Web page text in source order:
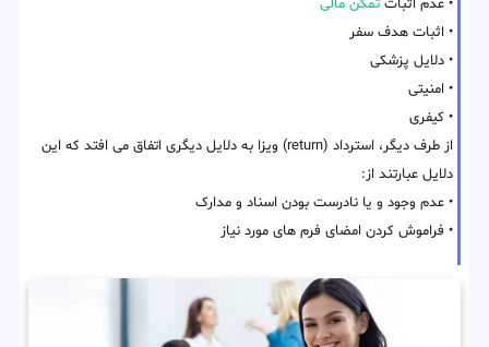
• عدم اثبات تمکن مالی
• اثبات هدف سفر
• دلایل پزشکی
• امنیتی
• کیفری
از طرف دیگر، استرداد (return) ویزا به دلایل دیگری اتفاق می افتد که این
دلایل عبارتند از:
• عدم وجود و یا نادرست بودن اسناد و مدارک
• فراموش کردن امضای فرم های مورد نیاز